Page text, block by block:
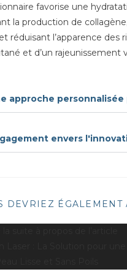
favorise une
la production de
réduisant l’apparence des
et d’un rajeunissement
approche
envers
DEVRIEZ ÉGALEMENT